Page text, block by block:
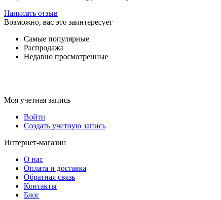
Написать отзыв
Возможно, вас это заинтересует
Самые популярные
Распродажа
Недавно просмотренные
Моя учетная запись
Войти
Создать учетную запись
Интернет-магазин
О нас
Оплата и доставка
Обратная связь
Контакты
Блог